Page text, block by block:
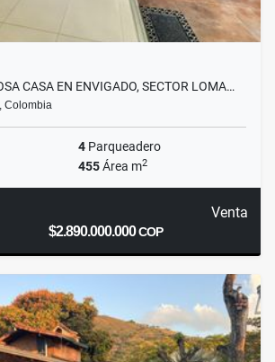
CASA EN ENVIGADO, SECTOR LOMA…
Colombia
4 Parqueadero
455Área m2
Venta
$2.890.000.000COP